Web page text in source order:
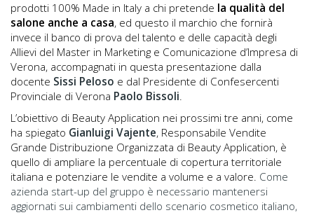
prodotti 100% Made in Italy a chi pretende la qualità del
salone anche a casa, ed questo il marchio che fornirà
invece il banco di prova del talento e delle capacità degli
Allievi del Master in Marketing e Comunicazione d’Impresa di
Verona, accompagnati in questa presentazione dalla
docente Sissi Peloso e dal Presidente di Confesercenti
Provinciale di Verona Paolo Bissoli
L’obiettivo di Beauty Application nei prossimi tre anni, come
ha spiegato Gianluigi Vajente, Responsabile Vendite
Grande Distribuzione Organizzata di Beauty Application, è
quello di ampliare la percentuale di copertura territoriale
italiana e potenziare le vendite a volume e a valore. Come
azienda start-up del gruppo è necessario mantenersi
aggiornati sui cambiamenti dello scenario cosmetico italiano,